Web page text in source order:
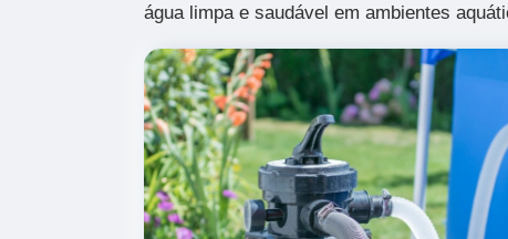
água limpa e saudável em ambientes